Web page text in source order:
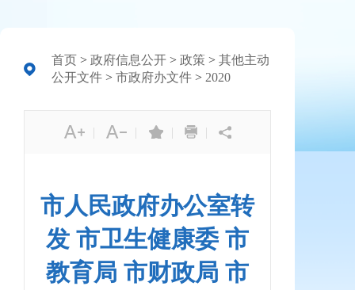
首页 > 政府信息公开 > 政策 > 其他主动
公开文件 > 市政府办文件 > 2020
| | | |
市人民政府办公室转
发 市卫生健康委 市
教育局 市财政局 市